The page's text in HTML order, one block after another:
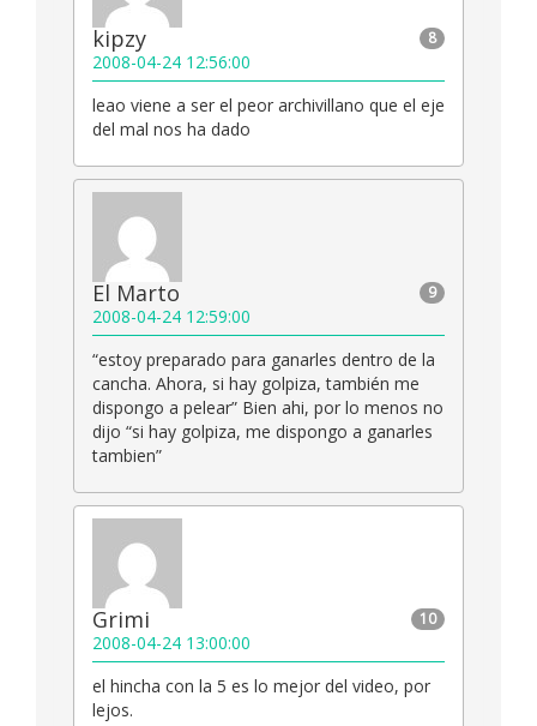
8
kipzy
2008-04-24 12:56:00
leao viene a ser el peor archivillano que el eje
del mal nos ha dado
9
El Marto
2008-04-24 12:59:00
“estoy preparado para ganarles dentro de la
cancha. Ahora, si hay golpiza, también me
dispongo a pelear” Bien ahi, por lo menos no
dijo “si hay golpiza, me dispongo a ganarles
tambien”
10
Grimi
2008-04-24 13:00:00
el hincha con la 5 es lo mejor del video, por
lejos.